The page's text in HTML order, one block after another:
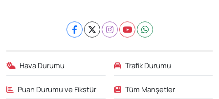
Hava Durumu Trafik Durumu
Puan Durumu ve Fikstür Tüm Manşetler